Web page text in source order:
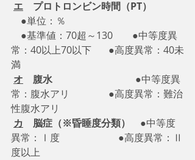
エ プロトロンビン時間（PT）
●単位：％
●基準値：70超～130　　●中等度異
常：40以上70以下　   ●高度異常：40未
満
オ 腹水 ●中等度異
常：腹水アリ　　　　●高度異常：難治
性腹水アリ
カ 脳症（※昏睡度分類） ●中等度
異常：Ⅰ度　　　　　　●高度異常：Ⅱ
度以上